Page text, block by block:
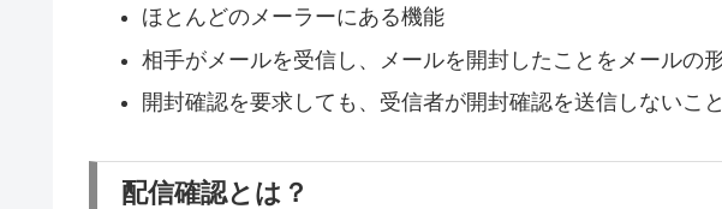
ほとんどのメーラーにある機能
相手がメールを受信し、メールを開封したことをメールの
開封確認を要求しても、受信者が開封確認を送信しないこと
配信確認とは？